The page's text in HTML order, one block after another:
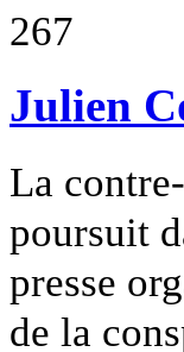
267
Julien
La
poursuit
presse
de la